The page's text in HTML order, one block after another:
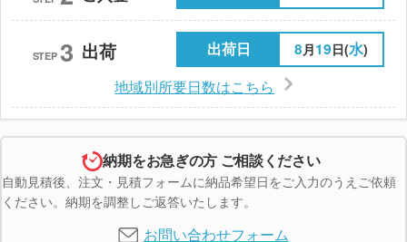
STEP 3 出荷 出荷日 8月19日(水)
地域別所要日数はこちら
納期をお急ぎの方 ご相談ください
自動見積後、注文・見積フォームに納品希望日をご入力のうえご依頼
ください。納期を調整しご返答いたします。
お問い合わせフォーム